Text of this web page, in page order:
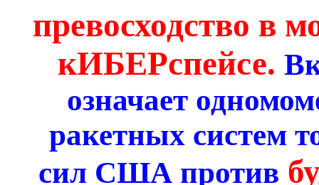
превосходство в
кИБЕРспейсе.
означает
ракетных систем
сил США против